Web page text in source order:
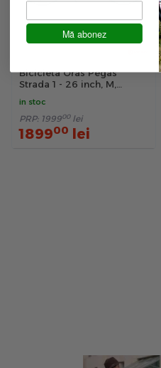
Bicicleta Oras Pegas
Strada 1 - 26 inch, M,
in stoc
PRP: 199900 lei
189900 lei
Mă abonez